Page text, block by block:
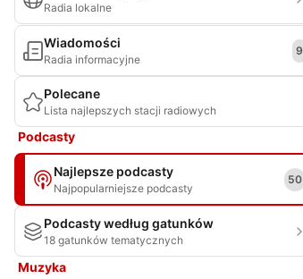
Radia lokalne
Wiadomości
Radia informacyjne
9
Polecane
Lista najlepszych stacji radiowych
Podcasty
Najlepsze podcasty
Najpopularniejsze podcasty
50
Podcasty według gatunków
18 gatunków tematycznych
Muzyka